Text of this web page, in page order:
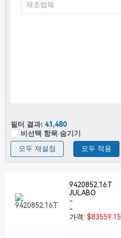
필터 결과: 41,480
비선택 항목 숨기기
모두 재설정
모두 적용
9420852.16.T
JULABO
-
-
가격: $83559.15